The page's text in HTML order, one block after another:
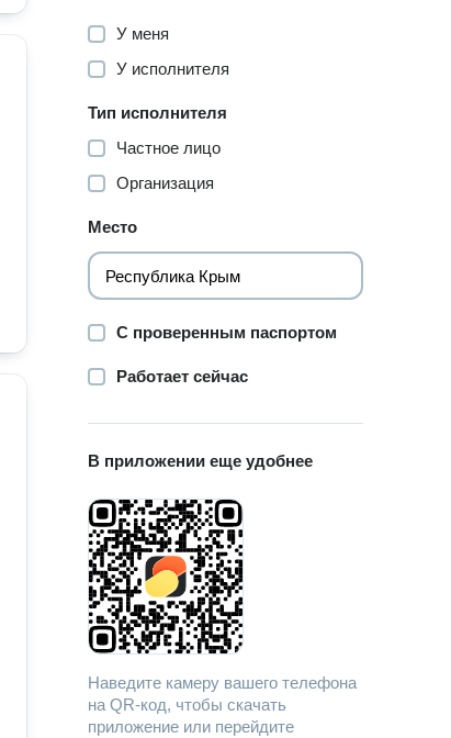
У меня
У исполнителя
Тип исполнителя
Частное лицо
Организация
Место
С проверенным паспортом
Работает сейчас
В приложении еще удобнее
Наведите камеру вашего телефона
на QR-код, чтобы скачать
приложение или перейдите